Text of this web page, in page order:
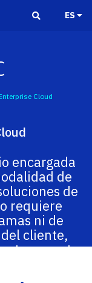
ES
Cloud
encargada
de
de
requiere
ni de
cliente,